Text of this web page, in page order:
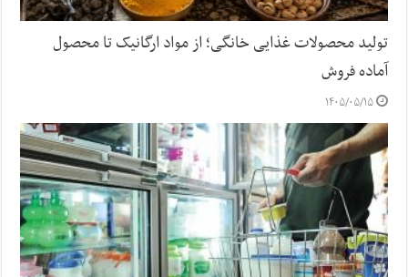
تولید محصولات غذایی خانگی؛ از مواد ارگانیک تا محصول
آماده فروش
۱۴۰۵/۰۵/۱۵